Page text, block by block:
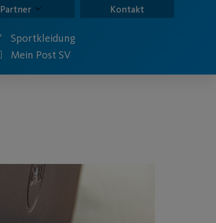
Partner Kontakt
Sportkleidung
Mein Post SV